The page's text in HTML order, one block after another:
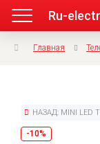
Ru-
Главная
НАЗАД: MINI LED
-10%